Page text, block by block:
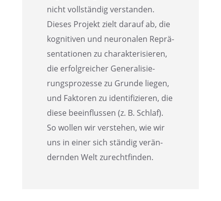
nicht vollstän­dig verstan­den.
Dieses Projekt zielt darauf ab, die
kogni­ti­ven und neuro­na­len Reprä­
sen­ta­tio­nen zu charak­te­ri­sie­ren,
die erfolg­rei­cher Genera­li­sie­
rungs­pro­zesse zu Grunde liegen,
und Fakto­ren zu identi­fi­zie­ren, die
diese beein­flus­sen (z. B. Schlaf).
So wollen wir verste­hen, wie wir
uns in einer sich ständig verän­
dern­den Welt zurechtfinden.